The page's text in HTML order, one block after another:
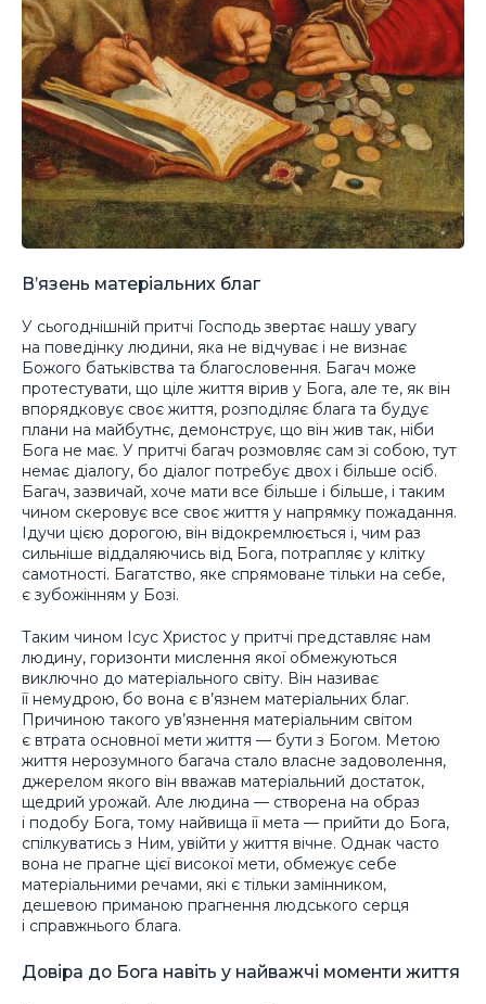
В’язень матеріальних благ
У сьогоднішній притчі Господь звертає нашу увагу
на поведінку людини, яка не відчуває і не визнає
Божого батьківства та благословення. Багач може
протестувати, що ціле життя вірив у Бога, але те, як він
впорядковує своє життя, розподіляє блага та будує
плани на майбутнє, демонструє, що він жив так, ніби
Бога не має. У притчі багач розмовляє сам зі собою, тут
немає діалогу, бо діалог потребує двох і більше осіб.
Багач, зазвичай, хоче мати все більше і більше, і таким
чином скеровує все своє життя у напрямку пожадання.
Ідучи цією дорогою, він відокремлюється і, чим раз
сильніше віддаляючись від Бога, потрапляє у клітку
самотності. Багатство, яке спрямоване тільки на себе,
є зубожінням у Бозі.
Таким чином Ісус Христос у притчі представляє нам
людину, горизонти мислення якої обмежуються
виключно до матеріального світу. Він називає
її немудрою, бо вона є в’язнем матеріальних благ.
Причиною такого ув’язнення матеріальним світом
є втрата основної мети життя — бути з Богом. Метою
життя нерозумного багача стало власне задоволення,
джерелом якого він вважав матеріальний достаток,
щедрий урожай. Але людина — створена на образ
і подобу Бога, тому найвища її мета — прийти до Бога,
спілкуватись з Ним, увійти у життя вічне. Однак часто
вона не прагне цієї високої мети, обмежує себе
матеріальними речами, які є тільки замінником,
дешевою приманою прагнення людського серця
і справжнього блага.
Довіра до Бога навіть у найважчі моменти життя